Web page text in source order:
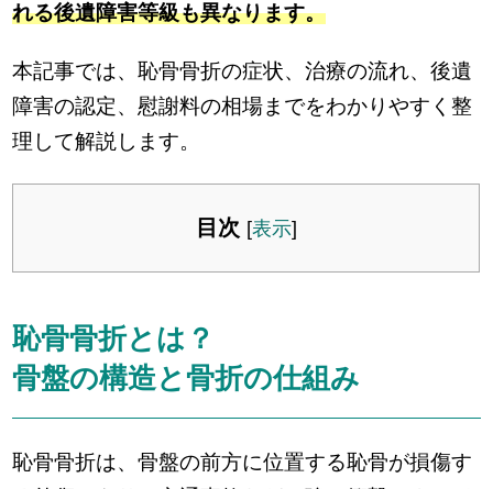
れる後遺障害等級も異なります。
本記事では、恥骨骨折の症状、治療の流れ、後遺
障害の認定、慰謝料の相場までをわかりやすく整
理して解説します。
目次 [表示]
恥骨骨折とは？
骨盤の構造と骨折の仕組み
恥骨骨折は、骨盤の前方に位置する恥骨が損傷す